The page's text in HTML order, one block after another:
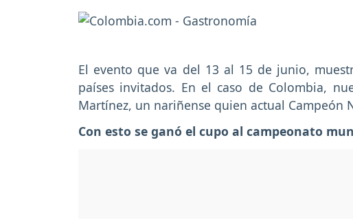
El evento que va del 13 al 15 de junio,
países invitados. En el caso de Colombia,
Martínez, un nariñense quien actual Campeón
Con esto se ganó el cupo al campeonato